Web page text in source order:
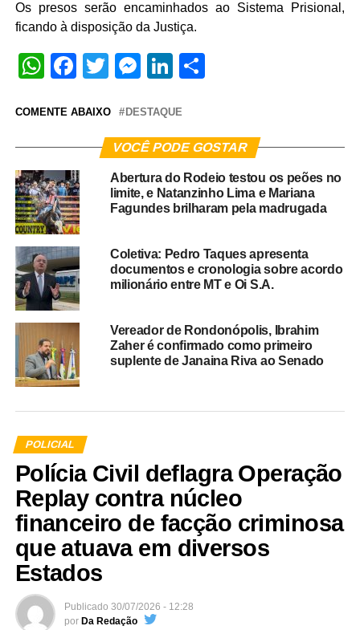
Os presos serão encaminhados ao Sistema Prisional,
ficando à disposição da Justiça.
WhatsApp
Facebook
TwitterMessenger
LinkedIn
COMENTE ABAIXO DESTAQUE
VOCÊ PODE GOSTAR
Abertura do Rodeio testou os peões no
limite, e Natanzinho Lima e Mariana
Fagundes brilharam pela madrugada
Coletiva: Pedro Taques apresenta
documentos e cronologia sobre acordo
milionário entre MT e Oi S.A.
Vereador de Rondonópolis, Ibrahim
Zaher é confirmado como primeiro
suplente de Janaina Riva ao Senado
POLICIAL
Polícia Civil deflagra Operação
Replay contra núcleo
financeiro de facção criminosa
que atuava em diversos
Estados
Publicado 30/07/2026 - 12:28
por Da Redação